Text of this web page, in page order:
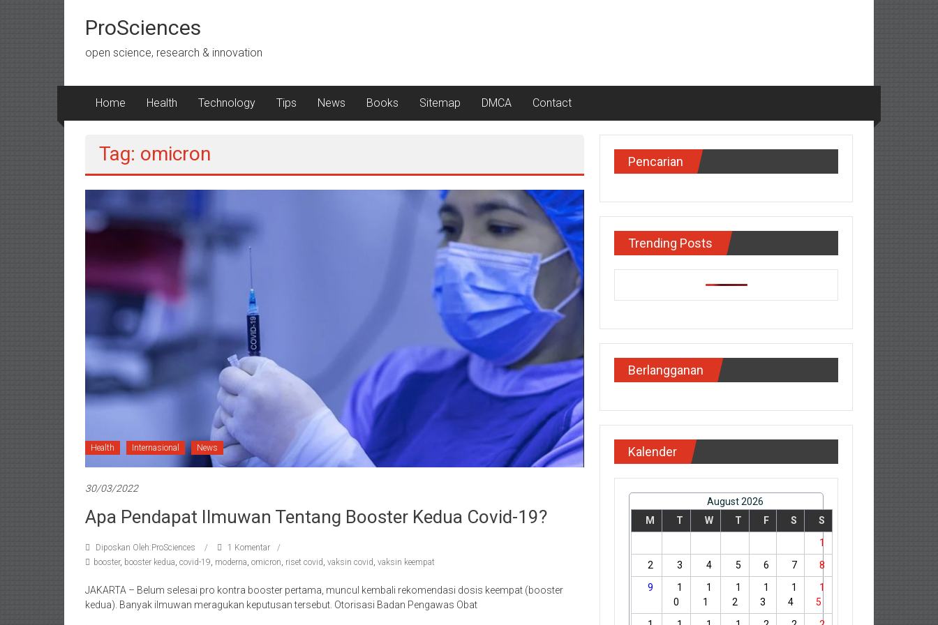
kontenProSciences
open science, research & innovation
Home Health Technology Tips News Books Sitemap DMCA Contact
Tag: omicron
Health Internasional News
30/03/2022
Apa Pendapat Ilmuwan Tentang Booster Kedua Covid-19?
Diposkan Oleh:ProSciences
1 Komentar
booster, booster kedua covid-19 moderna omicron riset covid vaksin covid vaksin keempat
JAKARTA – Belum selesai pro kontra booster pertama, muncul kembali rekomendasi dosis keempat (booster
kedua). Banyak ilmuwan meragukan keputusan tersebut. Otorisasi Badan Pengawas Obat
Pencarian
Trending Posts
Berlangganan
Kalender
August 2026
M
T W T F S S
1
2
3 4 5 6 7
8
9
1
0
1
1
1
2
1
3
1
4
1
5